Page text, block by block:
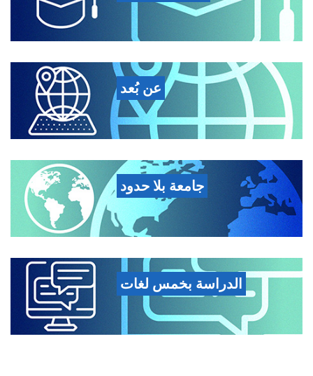
عن بُعد
جامعة بلا حدود
الدراسة بخمس لغات